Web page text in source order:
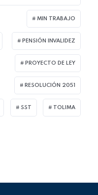
MIN TRABAJO
PENSIÓN INVALIDEZ
PROYECTO DE LEY
RESOLUCIÓN 2051
SST TOLIMA